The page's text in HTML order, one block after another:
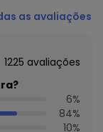
R$ 59,99
R$ 69,99
R$ 48,99
as avaliações
1225 avaliações
6%
84%
10%